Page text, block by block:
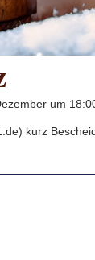
um
kurz